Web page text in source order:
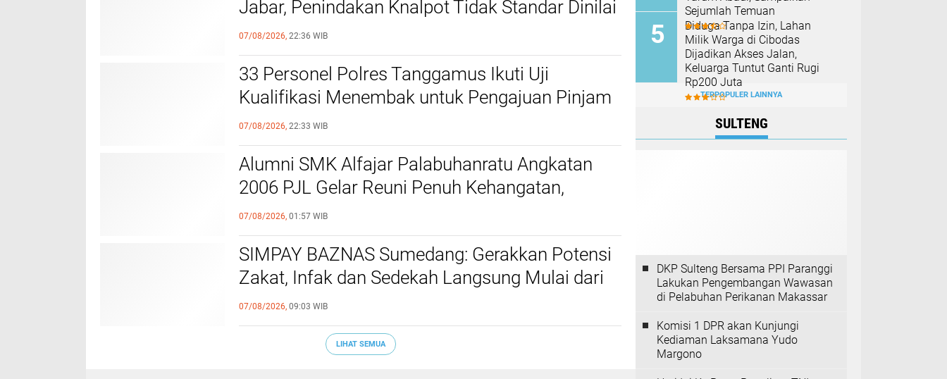
Jabar, Penindakan Knalpot Tidak Standar Dinilai
Profesional dan Humanis
07/08/2026, 22:36 WIB
33 Personel Polres Tanggamus Ikuti Uji
Kualifikasi Menembak untuk Pengajuan Pinjam
Pakai Senpi
07/08/2026, 22:33 WIB
Alumni SMK Alfajar Palabuhanratu Angkatan
2006 PJL Gelar Reuni Penuh Kehangatan,
Sekaligus Rayakan Ulang Tahun Lisma
Nurmalasari
07/08/2026, 01:57 WIB
SIMPAY BAZNAS Sumedang: Gerakkan Potensi
Zakat, Infak dan Sedekah Langsung Mulai dari
Tingkat RW
07/08/2026, 09:03 WIB
LIHAT SEMUA
Sejumlah Temuan
Diduga Tanpa Izin, Lahan
Milik Warga di Cibodas
Dijadikan Akses Jalan,
Keluarga Tuntut Ganti Rugi
Rp200 Juta
TERPOPULER LAINNYA
SULTENG
DKP Sulteng Bersama PPI Paranggi
Lakukan Pengembangan Wawasan
di Pelabuhan Perikanan Makassar
Komisi 1 DPR akan Kunjungi
Kediaman Laksamana Yudo
Margono